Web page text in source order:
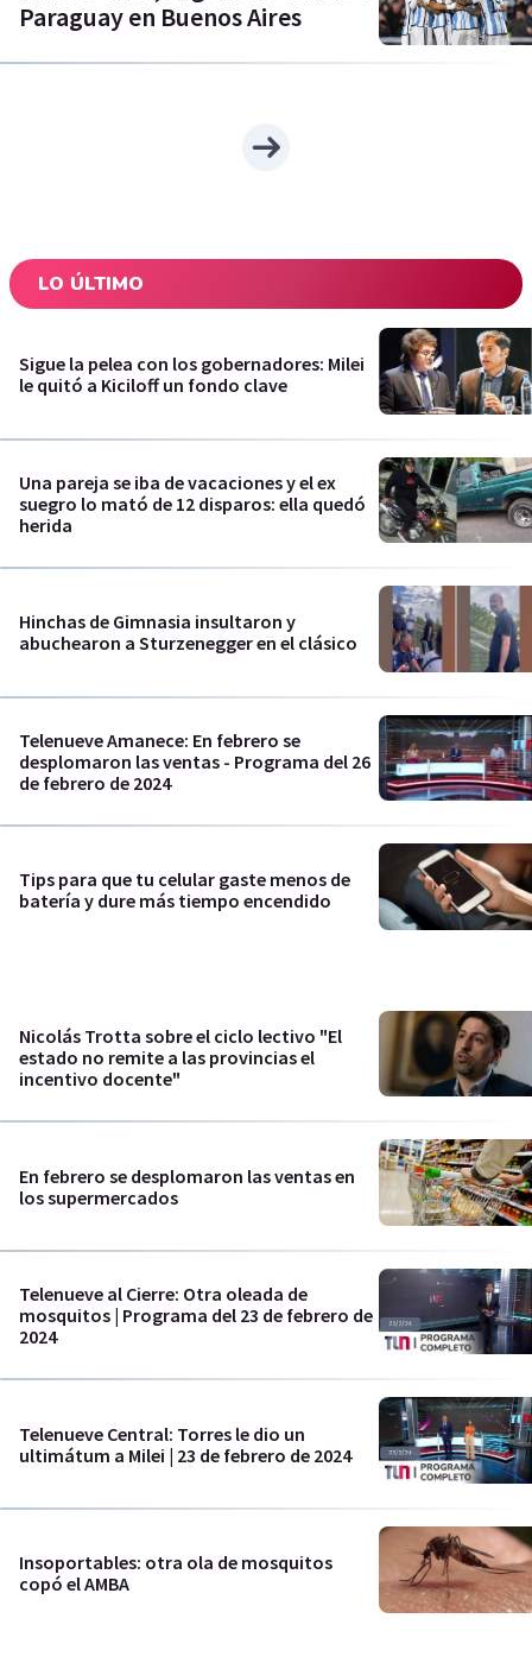
Paraguay en Buenos Aires
LO ÚLTIMO
Sigue la pelea con los gobernadores: Milei
le quitó a Kiciloff un fondo clave
Una pareja se iba de vacaciones y el ex
suegro lo mató de 12 disparos: ella quedó
herida
Hinchas de Gimnasia insultaron y
abuchearon a Sturzenegger en el clásico
Telenueve Amanece: En febrero se
desplomaron las ventas - Programa del 26
de febrero de 2024
Tips para que tu celular gaste menos de
batería y dure más tiempo encendido
Nicolás Trotta sobre el ciclo lectivo "El
estado no remite a las provincias el
incentivo docente"
En febrero se desplomaron las ventas en
los supermercados
Telenueve al Cierre: Otra oleada de
mosquitos | Programa del 23 de febrero de
2024
Telenueve Central: Torres le dio un
ultimátum a Milei | 23 de febrero de 2024
Insoportables: otra ola de mosquitos
copó el AMBA